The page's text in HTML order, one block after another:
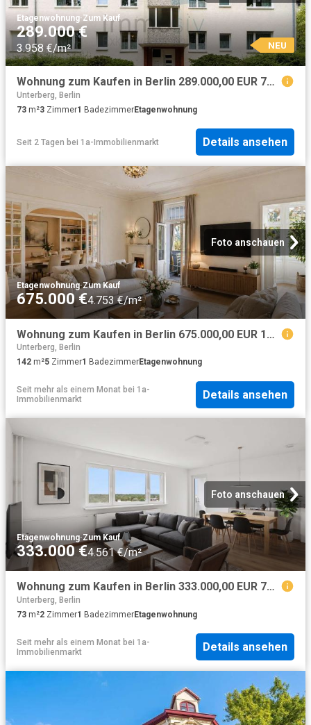
Etagenwohnung·Zum Kauf
289.000 €
3.958 €/m² NEU
Wohnung zum Kaufen in Berlin 289.000,00 EUR 73.11 m²
Unterberg, Berlin
73 m²3 Zimmer1 BadezimmerEtagenwohnung
Seit 2 Tagen bei 1a-Immobilienmarkt Details ansehen
Foto anschauen
Etagenwohnung·Zum Kauf
675.000 €4.753 €/m²
Wohnung zum Kaufen in Berlin 675.000,00 EUR 142.2 m²
Unterberg, Berlin
142 m²5 Zimmer1 BadezimmerEtagenwohnung
Seit mehr als einem Monat bei 1a-
Immobilienmarkt
Details ansehen
Foto anschauen
Etagenwohnung·Zum Kauf
333.000 €4.561 €/m²
Wohnung zum Kaufen in Berlin 333.000,00 EUR 73 m²
Unterberg, Berlin
73 m²2 Zimmer1 BadezimmerEtagenwohnung
Seit mehr als einem Monat bei 1a-
Immobilienmarkt
Details ansehen